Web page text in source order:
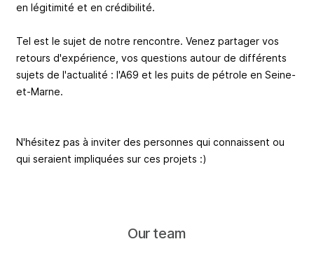
en légitimité et en crédibilité.
Tel est le sujet de notre rencontre. Venez partager vos
retours d'expérience, vos questions autour de différents
sujets de l'actualité : l'A69 et les puits de pétrole en Seine-
et-Marne.
N'hésitez pas à inviter des personnes qui connaissent ou
qui seraient impliquées sur ces projets :)
Our team